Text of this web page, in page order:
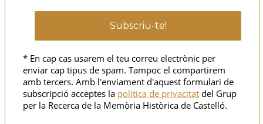
* En cap cas usarem el teu correu electrònic per
enviar cap tipus de spam. Tampoc el compartirem
amb tercers. Amb l'enviament d'aquest formulari de
subscripció acceptes la política de privacitat del Grup
per la Recerca de la Memòria Històrica de Castelló.